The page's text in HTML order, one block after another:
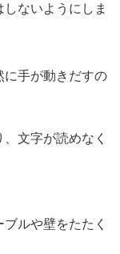
ないようにしま
に手が動きだすの
文字が読めなく
ルや壁をたたく